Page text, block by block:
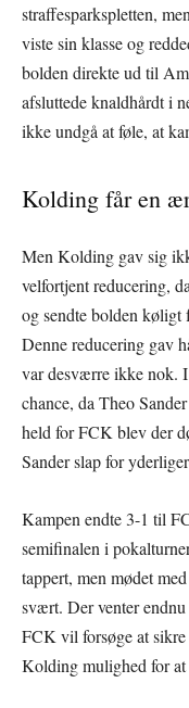
straffesparkspletten,
viste sin klasse og
bolden direkte ud til
afsluttede knaldhårdt i
ikke undgå at føle, at
Kolding får en
Men Kolding gav sig
velfortjent reducering,
og sendte bolden køligt
Denne reducering gav
var desværre ikke nok.
chance, da Theo
held for FCK blev der
Sander slap for
Kampen endte 3-1 til
semifinalen i
tappert, men mødet
svært. Der venter
FCK vil forsøge at sikre
Kolding mulighed for at